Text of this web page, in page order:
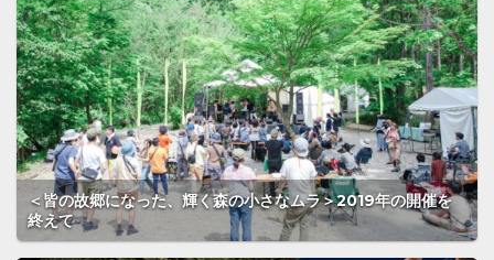
＜皆の故郷になった、輝く森の小さなムラ＞2019年の開催を
終えて